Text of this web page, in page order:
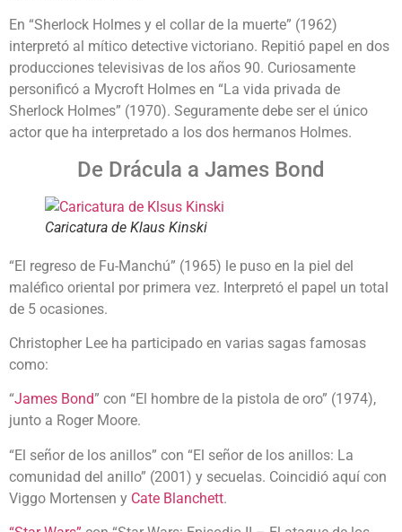
En “Sherlock Holmes y el collar de la muerte” (1962)
interpretó al mítico detective victoriano. Repitió papel en dos
producciones televisivas de los años 90. Curiosamente
personificó a Mycroft Holmes en “La vida privada de
Sherlock Holmes” (1970). Seguramente debe ser el único
actor que ha interpretado a los dos hermanos Holmes.
De Drácula a James Bond
Caricatura de Klaus Kinski
“El regreso de Fu-Manchú” (1965) le puso en la piel del
maléfico oriental por primera vez. Interpretó el papel un total
de 5 ocasiones.
Christopher Lee ha participado en varias sagas famosas
como:
“James Bond” con “El hombre de la pistola de oro” (1974),
junto a Roger Moore.
“El señor de los anillos” con “El señor de los anillos: La
comunidad del anillo” (2001) y secuelas. Coincidió aquí con
Viggo Mortensen y Cate Blanchett.